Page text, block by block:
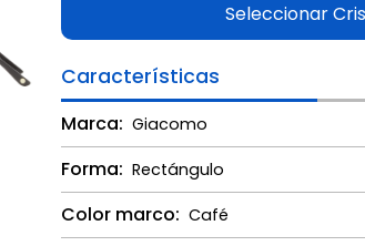
Seleccionar
Características
Marca: Giacomo
Forma: Rectángulo
Color marco: Café